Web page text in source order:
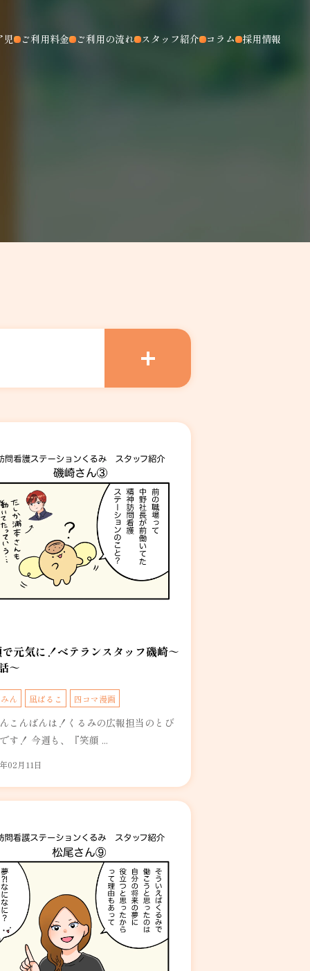
児 ご利用料金 ご利用の流れ スタッフ紹介 コラム 採用情報
元気に！ベテランスタッフ磯崎～
～
ん 凪ぱるこ 四コマ漫画
こんばんは！くるみの広報担当のとび
す！ 今週も、『笑顔 ...
02月11日